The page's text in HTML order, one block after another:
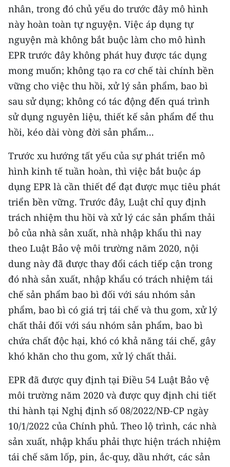
TIN MỚI
TIN ĐỊA PHƯƠNG
Trung du và miền núi phía Bắc
Đồng bằng sông Hồng
Bắc Trung Bộ
Duyên hải Nam Trung Bộ và Tây
Đông Nam Bộ
Đồng bằng sông Cửu Long
Chuyên trang Hà Nội
Chuyên trang TP. Hồ Chí Minh
CHUYÊN ĐỀ
CÁC CHUYÊN TRANG
VỀ BÁO NHÂN DÂN
THỜI NAY
NHÂN DÂN HẰNG THÁNG
MUA BÁO
ĐỌC BÁO IN
nhân, trong đó chủ yếu do trước đây mô hình
này hoàn toàn tự nguyện. Việc áp dụng tự
nguyện mà không bắt buộc làm cho mô hình
EPR trước đây không phát huy được tác dụng
mong muốn; không tạo ra cơ chế tài chính bền
vững cho việc thu hồi, xử lý sản phẩm, bao bì
sau sử dụng; không có tác động đến quá trình
sử dụng nguyên liệu, thiết kế sản phẩm để thu
hồi, kéo dài vòng đời sản phẩm...
Trước xu hướng tất yếu của sự phát triển mô
hình kinh tế tuần hoàn, thì việc bắt buộc áp
dụng EPR là cần thiết để đạt được mục tiêu phát
triển bền vững. Trước đây, Luật chỉ quy định
trách nhiệm thu hồi và xử lý các sản phẩm thải
bỏ của nhà sản xuất, nhà nhập khẩu thì nay
theo Luật Bảo vệ môi trường năm 2020, nội
dung này đã được thay đổi cách tiếp cận trong
đó nhà sản xuất, nhập khẩu có trách nhiệm tái
chế sản phẩm bao bì đối với sáu nhóm sản
phẩm, bao bì có giá trị tái chế và thu gom, xử lý
chất thải đối với sáu nhóm sản phẩm, bao bì
chứa chất độc hại, khó có khả năng tái chế, gây
khó khăn cho thu gom, xử lý chất thải.
EPR đã được quy định tại Ðiều 54 Luật Bảo vệ
môi trường năm 2020 và được quy định chi tiết
thi hành tại Nghị định số 08/2022/NÐ-CP ngày
10/1/2022 của Chính phủ. Theo lộ trình, các nhà
sản xuất, nhập khẩu phải thực hiện trách nhiệm
tái chế săm lốp, pin, ắc-quy, dầu nhớt, các sản